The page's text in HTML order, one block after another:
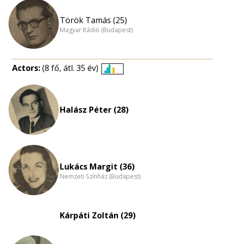
Török Tamás (25)
Magyar Rádió (Budapest)
Actors:(8 fő, átl. 35 év)
Halász Péter (28)
Lukács Margit (36)
Nemzeti Színház (Budapest)
Kárpáti Zoltán (29)